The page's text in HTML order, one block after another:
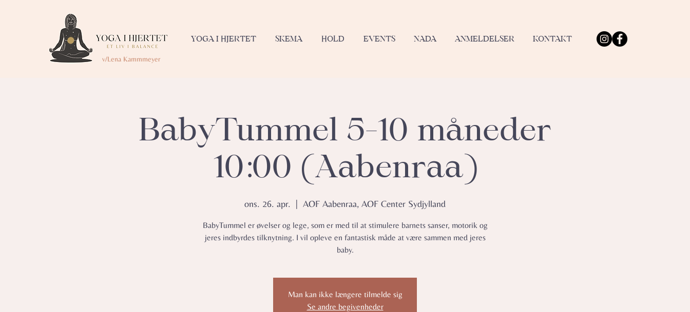
v/Lena Kammmeyer
YOGA I HJERTET SKEMA HOLD EVENTS NADA ANMELDELSER KONTAKT
BabyTummel 5-10 måneder
10:00 (Aabenraa)
ons. 26. apr. AOF Aabenraa, AOF Center Sydjylland
BabyTummel er øvelser og lege, som er med til at stimulere barnets sanser, motorik og
jeres indbyrdes tilknytning. I vil opleve en fantastisk måde at være sammen med jeres
baby.
Man kan ikke længere tilmelde sig
Se andre begivenheder